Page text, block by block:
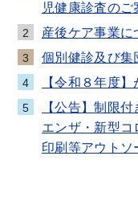
児健康診査のご
2 産後ケア事業に
3 個別健診及び集
4 【令和８年度
5
【公告】制限
エンザ・新型
印刷等アウトソ